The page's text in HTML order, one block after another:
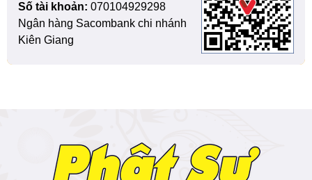
Số tài khoản: 070104929298
Ngân hàng Sacombank chi nhánh
Kiên Giang